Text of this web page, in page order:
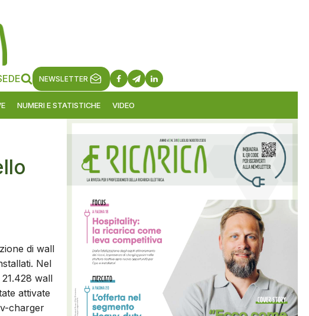
NEWSLETTER
NUMERI E STATISTICHE VIDEO
di wall
Nel
wall
attivate
charger